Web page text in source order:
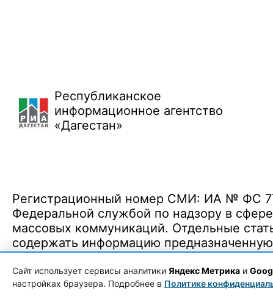
Республиканское
информационное агентство
«Дагестан»
Регистрационный номер СМИ: ИА № ФС 77
Федеральной службой по надзору в
массовых коммуникаций. Отдельные
содержать информацию
Сайт использует сервисы аналитики Яндекс Метрика и
настройках браузера. Подробнее в Политике